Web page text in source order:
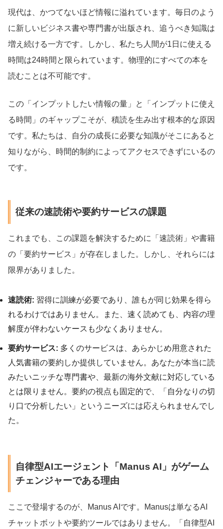
現代は、かつてないほど情報に溢れています。毎日のよう
に新しいビジネス書や専門書が出版され、追うべき知識は
増え続ける一方です。しかし、私たち人間が1日に使える
時間は24時間と限られています。物理的にすべての本を
読むことは不可能です。
この「インプットしたい情報の量」と「インプットに使え
る時間」のギャップこそが、積読を生み出す根本的な原因
です。私たちは、自分の成長に必要な知識がそこにあると
知りながら、時間的制約によってアクセスできずにいるの
です。
従来の速読術や要約サービスの課題
これまでも、この課題を解決するために「速読術」や書籍
の「要約サービス」が存在しました。しかし、それらには
限界がありました。
速読術: 習得に訓練が必要であり、誰もが同じ効果を得ら
れるわけではありません。また、速く読めても、内容の理
解度が伴わないケースも少なくありません。
要約サービス: 多くのサービスは、あらかじめ用意された
人気書籍の要約しか提供していません。あなたが本当に読
みたいニッチな専門書や、最新の海外文献に対応している
とは限りません。要約の視点も固定的で、「自分なりの切
り口で分析したい」というニーズには応えられませんでし
た。
自律型AIエージェント「Manus AI」がゲーム
チェンジャーである理由
ここで登場するのが、Manus AIです。Manusは単なるAI
チャットボットや要約ツールではありません。「自律型AI